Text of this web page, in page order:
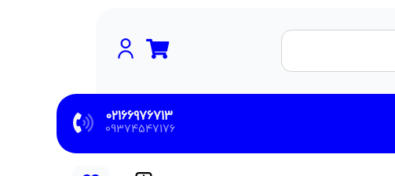
02166976713
09374547176